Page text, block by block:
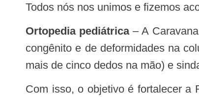
Todos nós nos unimos e fizemos
Ortopedia pediátrica– A
congênito e de deformidades na
mais de cinco dedos na mão) e
Com isso, o objetivo é fortalecer a Rede de Atenção à Pessoa com Deficiência, tendo como referência o Complexo Pediátrico